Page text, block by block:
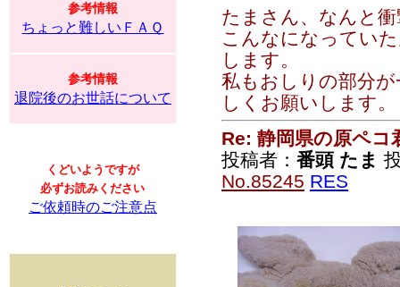
参考情報
ちょっと難しいＦＡＱ
参考情報
退院後のお世話について
くどいようですが
必ずお読みください
ご依頼時のご注意点
たまさん、なんと
こんなになってい
します。
私もおしりの部分
しくお願いします。
Re: 静岡県の原ペコ
投稿者： 番頭 たま
No.85245 RES